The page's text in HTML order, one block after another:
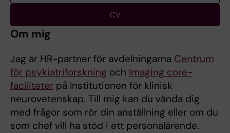
CV
Om mig
Jag är HR-partner för avdelningarna Centrum
för psykiatriforskning och Imaging core-
faciliteter på Institutionen för klinisk
neurovetenskap. Till mig kan du vända dig
med frågor som rör din anställning eller om du
som chef vill ha stöd i ett personalärende.